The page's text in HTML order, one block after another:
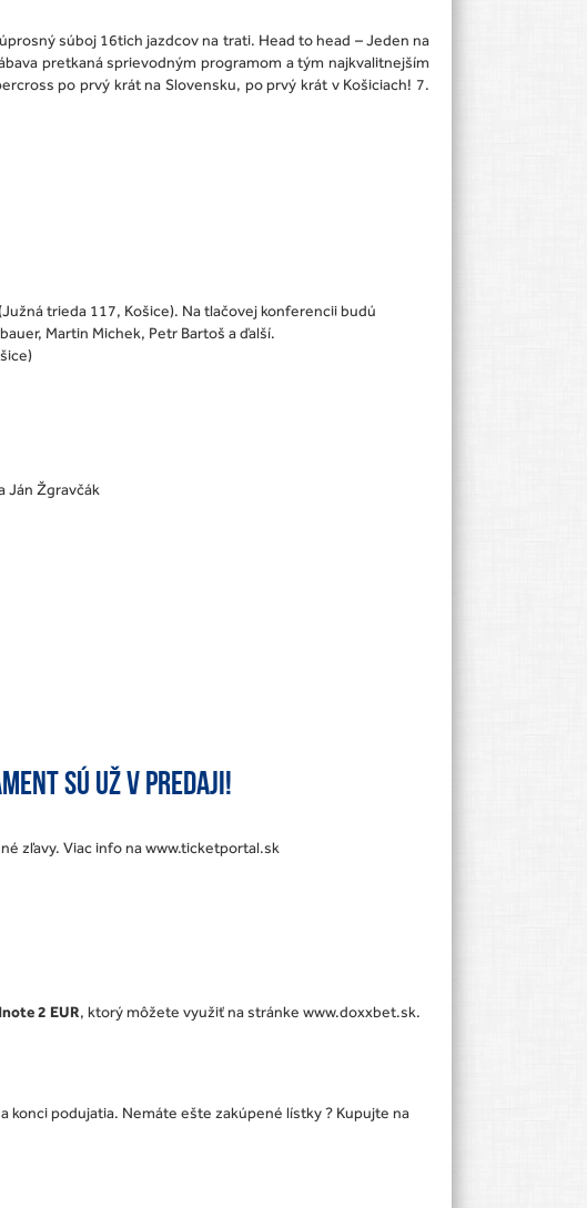
súboj 16tich jazdcov na trati. Head to head – Jeden na
pretkaná sprievodným programom a tým najkvalitnejším
po prvý krát na Slovensku, po prvý krát v Košiciach! 7.
(Južná trieda 117, Košice). Na tlačovej konferencii budú
Martin Michek, Petr Bartoš a ďalší.
Ján Žgravčák
sú už v predaji!
zľavy. Viac info na www.ticketportal.sk
2 EUR, ktorý môžete využiť na stránke www.doxxbet.sk.
konci podujatia. Nemáte ešte zakúpené lístky ? Kupujte na